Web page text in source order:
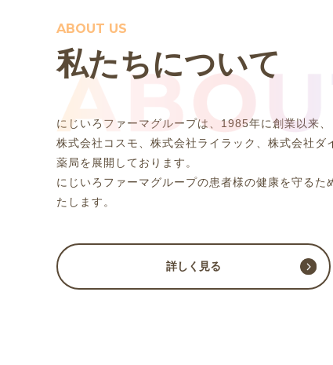
ABOUT US
私たちについて
にじいろファーマグループは、1985年に創業以来、
株式会社コスモ、株式会社ライラック、株式会社ダ
薬局を展開しております。
にじいろファーマグループの患者様の健康を守る
たします。
詳しく見る